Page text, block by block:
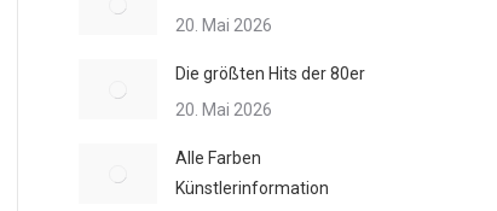
20. Mai 2026
Die größten Hits der 80er
20. Mai 2026
Alle Farben
Künstlerinformation